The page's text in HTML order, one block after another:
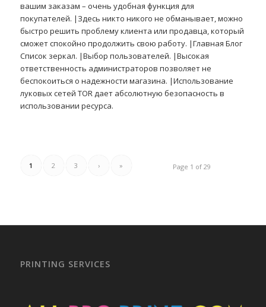
вашим заказам – очень удобная функция для
покупателей. |Здесь никто никого не обманывает, можно
быстро решить проблему клиента или продавца, который
сможет спокойно продолжить свою работу. |Главная Блог
Список зеркал. |Выбор пользователей. |Высокая
ответственность администраторов позволяет не
беспокоиться о надежности магазина. |Использование
луковых сетей TOR дает абсолютную безопасность в
использовании ресурса.
Page 1 of 29
1 2 3 › »
PRINTING SERVICES